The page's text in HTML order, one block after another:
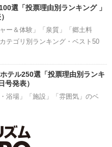
選「投票理由別ランキング 」
ー＆体験」「泉質」「郷土料
テゴリ別ランキング・ベスト50
テル250選「投票理由別ランキ
号発表）
浴場」「施設」「雰囲気」のベ